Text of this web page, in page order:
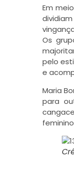
Em
Os
pelo
e
Maria
para